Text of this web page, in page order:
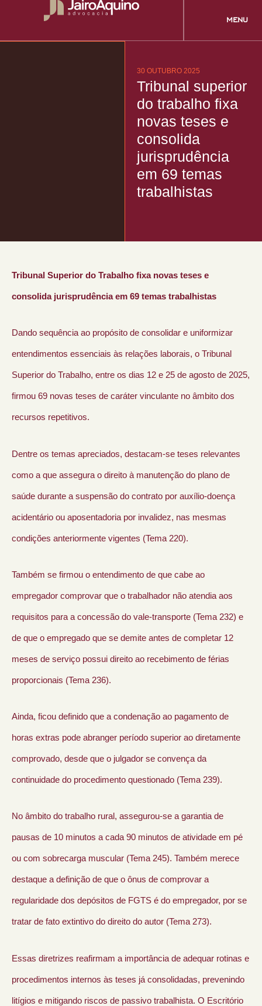
conteúdo
MENU
30 OUTUBRO 2025
Tribunal superior
do trabalho fixa
novas teses e
consolida
jurisprudência
em 69 temas
trabalhistas
Tribunal Superior do Trabalho fixa novas teses e
consolida jurisprudência em 69 temas trabalhistas
Dando sequência ao propósito de consolidar e uniformizar
entendimentos essenciais às relações laborais, o Tribunal
Superior do Trabalho, entre os dias 12 e 25 de agosto de 2025,
firmou 69 novas teses de caráter vinculante no âmbito dos
recursos repetitivos.
Dentre os temas apreciados, destacam-se teses relevantes
como a que assegura o direito à manutenção do plano de
saúde durante a suspensão do contrato por auxílio-doença
acidentário ou aposentadoria por invalidez, nas mesmas
condições anteriormente vigentes (Tema 220).
Também se firmou o entendimento de que cabe ao
empregador comprovar que o trabalhador não atendia aos
requisitos para a concessão do vale-transporte (Tema 232) e
de que o empregado que se demite antes de completar 12
meses de serviço possui direito ao recebimento de férias
proporcionais (Tema 236).
Ainda, ficou definido que a condenação ao pagamento de
horas extras pode abranger período superior ao diretamente
comprovado, desde que o julgador se convença da
continuidade do procedimento questionado (Tema 239).
No âmbito do trabalho rural, assegurou-se a garantia de
pausas de 10 minutos a cada 90 minutos de atividade em pé
ou com sobrecarga muscular (Tema 245). Também merece
destaque a definição de que o ônus de comprovar a
regularidade dos depósitos de FGTS é do empregador, por se
tratar de fato extintivo do direito do autor (Tema 273).
Essas diretrizes reafirmam a importância de adequar rotinas e
procedimentos internos às teses já consolidadas, prevenindo
litígios e mitigando riscos de passivo trabalhista. O Escritório